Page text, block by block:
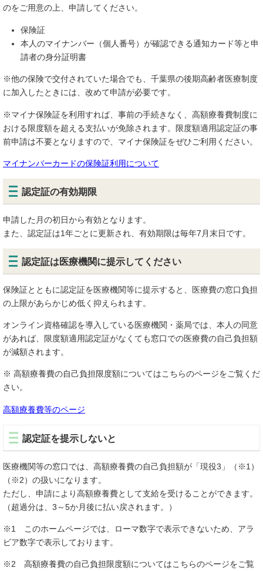
のをご用意の上、申請してください。
保険証
本人のマイナンバー（個人番号）が確認できる通知カード等と申
請者の身分証明書
※他の保険で交付されていた場合でも、千葉県の後期高齢者医療制度
に加入したときには、改めて申請が必要です。
※マイナ保険証を利用すれば、事前の手続きなく、高額療養費制度に
おける限度額を超える支払いが免除されます。限度額適用認定証の事
前申請は不要となりますので、マイナ保険証をぜひご利用ください。
マイナンバーカードの保険証利用について
認定証の有効期限
申請した月の初日から有効となります。
また、認定証は1年ごとに更新され、有効期限は毎年7月末日です。
認定証は医療機関に提示してください
保険証とともに認定証を医療機関等に提示すると、医療費の窓口負担
の上限があらかじめ低く抑えられます。
オンライン資格確認を導入している医療機関・薬局では、本人の同意
があれば、限度額適用認定証がなくても窓口での医療費の自己負担額
が減額されます。
※ 高額療養費の自己負担限度額についてはこちらのページをご覧くだ
さい。
高額療養費等のページ
認定証を提示しないと
医療機関等の窓口では、高額療養費の自己負担額が「現役3」（※1）
（※2）の扱いになります。
ただし、申請により高額療養費として支給を受けることができます。
（超過分は、3～5か月後に払い戻されます。）
※1 このホームページでは、ローマ数字で表示できないため、アラ
ビア数字で表示しております。
※2 高額療養費の自己負担限度額についてはこちらのページをご覧